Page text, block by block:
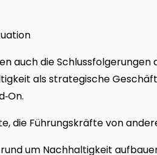
auch die Schlussfolgerungen
als strategische
die Führungskräfte von
um Nachhaltigkeit